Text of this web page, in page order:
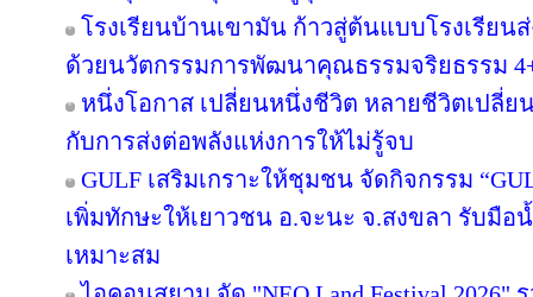
โรงเรียนบ้านเขามัน ก้าวสู่ต้นแบบโรงเรียน
ด้วยนวัตกรรมการพัฒนาคุณธรรมจริยธรรม
หนึ่งโอกาส เปลี่ยนหนึ่งชีวิต หลายชีวิตเปลี่ย
กับการส่งต่อพลังแห่งการให้ไม่รู้จบ
GULF เสริมเกราะให้ชุมชน จัดกิจกรรม
เพิ่มทักษะให้เยาวชน อ.จะนะ จ.สงขลา รับมือ
เหมาะสม